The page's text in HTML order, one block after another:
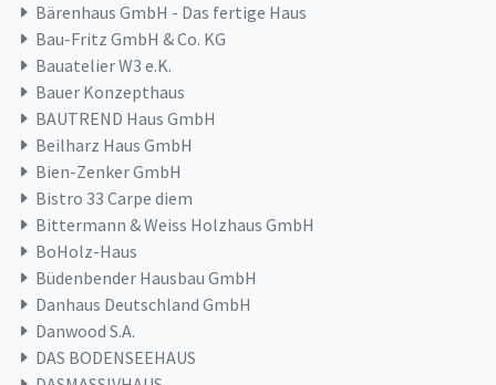
Bärenhaus GmbH - Das fertige Haus
Bau-Fritz GmbH & Co. KG
Bauatelier W3 e.K.
Bauer Konzepthaus
BAUTREND Haus GmbH
Beilharz Haus GmbH
Bien-Zenker GmbH
Bistro 33 Carpe diem
Bittermann & Weiss Holzhaus GmbH
BoHolz-Haus
Büdenbender Hausbau GmbH
Danhaus Deutschland GmbH
Danwood S.A.
DAS BODENSEEHAUS